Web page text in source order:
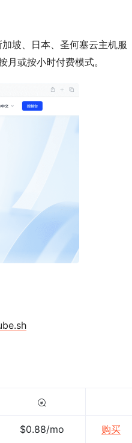
坡、日本、圣何塞云主机服
或按小时付费模式。
$0.88/mo 购买